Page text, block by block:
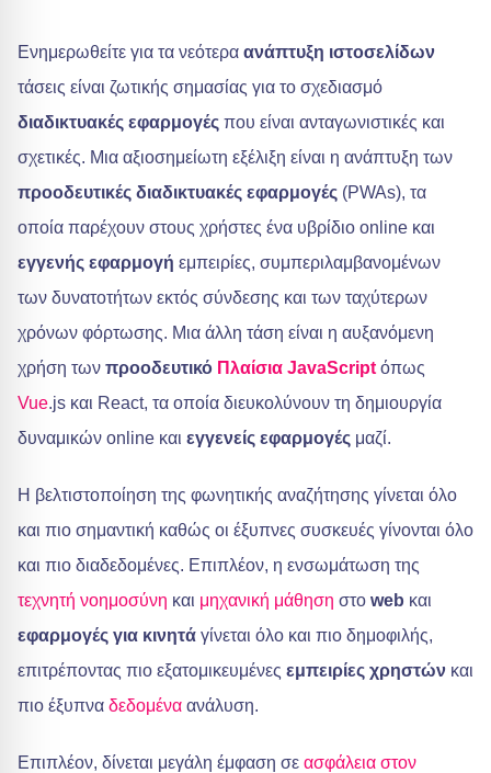
Ενημερωθείτε για τα νεότερα ανάπτυξη ιστοσελίδων
τάσεις είναι ζωτικής σημασίας για το σχεδιασμό
διαδικτυακές εφαρμογές που είναι ανταγωνιστικές και
σχετικές. Μια αξιοσημείωτη εξέλιξη είναι η ανάπτυξη των
προοδευτικές διαδικτυακές εφαρμογές (PWAs), τα
οποία παρέχουν στους χρήστες ένα υβρίδιο online και
εγγενής εφαρμογή εμπειρίες, συμπεριλαμβανομένων
των δυνατοτήτων εκτός σύνδεσης και των ταχύτερων
χρόνων φόρτωσης. Μια άλλη τάση είναι η αυξανόμενη
χρήση των προοδευτικό Πλαίσια JavaScript όπως
Vue.js και React, τα οποία διευκολύνουν τη δημιουργία
δυναμικών online και εγγενείς εφαρμογές μαζί.
Η βελτιστοποίηση της φωνητικής αναζήτησης γίνεται όλο
και πιο σημαντική καθώς οι έξυπνες συσκευές γίνονται όλο
και πιο διαδεδομένες. Επιπλέον, η ενσωμάτωση της
τεχνητή νοημοσύνη και μηχανική μάθηση στο web και
εφαρμογές για κινητά γίνεται όλο και πιο δημοφιλής,
επιτρέποντας πιο εξατομικευμένες εμπειρίες χρηστών και
πιο έξυπνα δεδομένα ανάλυση.
Επιπλέον, δίνεται μεγάλη έμφαση σε ασφάλεια στον